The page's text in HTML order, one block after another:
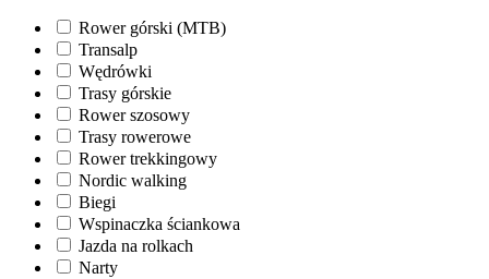
Rower górski (MTB)
Transalp
Wędrówki
Trasy górskie
Rower szosowy
Trasy rowerowe
Rower trekkingowy
Nordic walking
Biegi
Wspinaczka ściankowa
Jazda na rolkach
Narty